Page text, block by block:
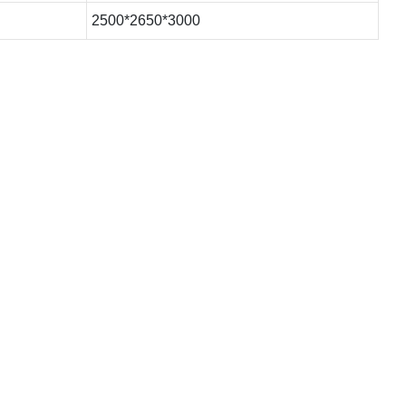
2500*2650*3000